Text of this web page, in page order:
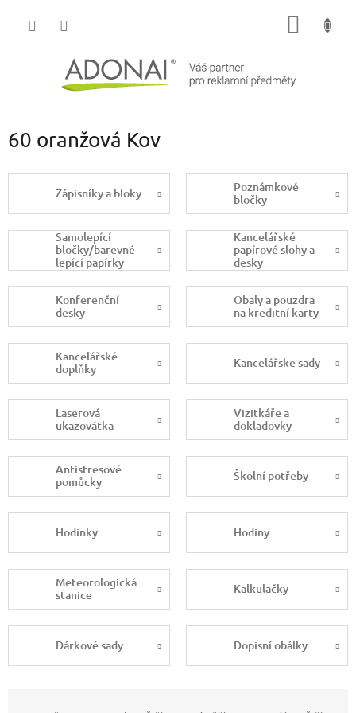
60 oranžová Kov
Zápisníky a bloky
Poznámkové
bločky
Samolepící
bločky/barevné
lepící papírky
Kancelářské
papírové slohy a
desky
Konferenční
desky
Obaly a pouzdra
na kreditní karty
Kancelářské
doplňky
Kancelářske sady
Laserová
ukazovátka
Vizitkáře a
dokladovky
Antistresové
pomůcky
Školní potřeby
Hodinky Hodiny
Meteorologická
stanice
Kalkulačky
Dárkové sady Dopisní obálky